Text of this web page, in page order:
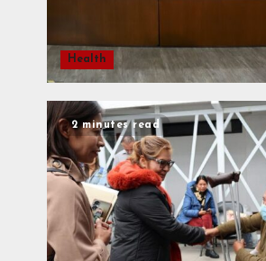
Health
2 minutes read